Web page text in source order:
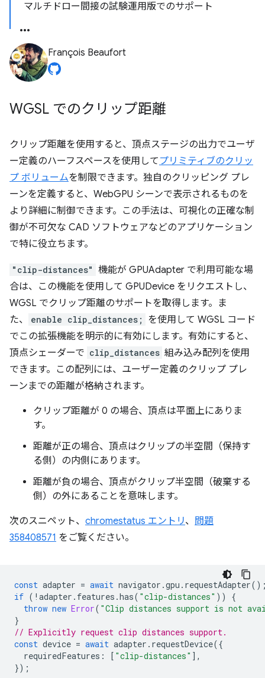
マルチドロー間接の試験運用版でのサポート
François Beaufort
WGSL でのクリップ距離
クリップ距離を使用すると、頂点ステージの出力でユーザ
ー定義のハーフスペースを使用して プリミティブのクリッ
プ ボリュームを制限できます。独自のクリッピング プレ
ーンを定義すると、WebGPU シーンで表示されるものを
より詳細に制御できます。この手法は、可視化の正確な制
御が不可欠な CAD ソフトウェアなどのアプリケーション
で特に役立ちます。
"clip-distances" 機能が GPUAdapter で利用可能な場
合は、この機能を使用して GPUDevice をリクエストし、
WGSL でクリップ距離のサポートを取得します。ま
た、
enable clip_distances;
を使用して WGSL コード
でこの拡張機能を明示的に有効にします。有効にすると、
頂点シェーダーで clip_distances 組み込み配列を使用
できます。この配列には、ユーザー定義のクリップ プレ
ーンまでの距離が格納されます。
クリップ距離が 0 の場合、頂点は平面上にありま
す。
距離が正の場合、頂点はクリップの半空間（保持す
る側）の内側にあります。
距離が負の場合、頂点がクリップ半空間（破棄する
側）の外にあることを意味します。
次のスニペット、 chromestatus エントリ、 問題
358408571 をご覧ください。
const adapter = await navigator .gpu . requestAdapter
if ( ! adapter . features .has( "clip-distances" ))
{
throw new Error( "Clip distances support is not
}
// Explicitly request clip distances support.
const device = await adapter . requestDevice({
requiredFeatures : [ "clip-distances" ],
});